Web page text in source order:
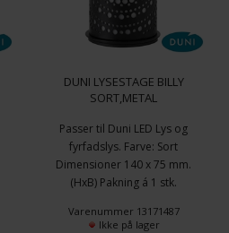
DUNI LYSESTAGE BILLY
SORT,METAL
Passer til Duni LED Lys og
fyrfadslys. Farve: Sort
Dimensioner 140 x 75 mm.
(HxB) Pakning á 1 stk.
Varenummer 13171487
Ikke på lager